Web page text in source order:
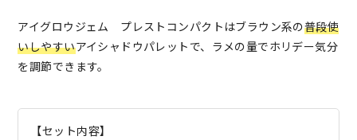
アイグロウジェム プレストコンパクトはブラウン系の普段使
いしやすいアイシャドウパレットで、ラメの量でホリデー気分
を調節できます。
【セット内容】